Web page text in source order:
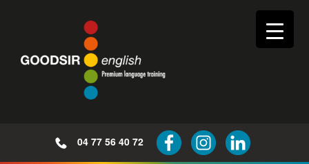
04 77 56 40 72